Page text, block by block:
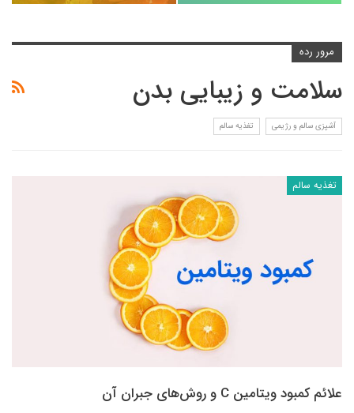
مرور رده
سلامت و زیبایی بدن
آشپزی سالم و رژیمی تغذیه سالم
تغذیه سالم
علائم کمبود ویتامین C و روش‌های جبران آن